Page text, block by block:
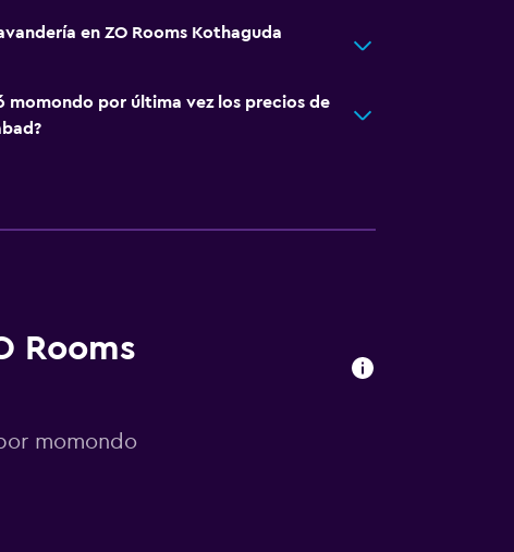
en ZO Rooms Kothaguda
momondo por última vez los precios de
Rooms
momondo